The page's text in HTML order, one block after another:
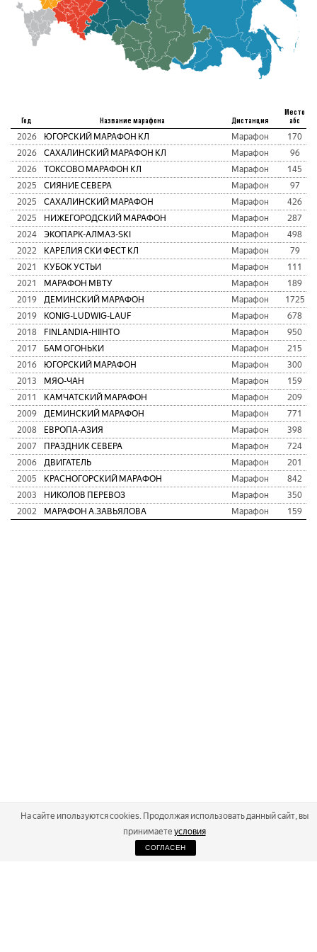
Год Название марафона Дистанция
Место
абс
2026 ЮГОРСКИЙ МАРАФОН КЛ Марафон
170
2026
САХАЛИНСКИЙ МАРАФОН КЛ Марафон
96
2026
ТОКСОВО МАРАФОН КЛ Марафон
145
2025
СИЯНИЕ СЕВЕРА Марафон
97
2025
САХАЛИНСКИЙ МАРАФОН Марафон
426
2025
НИЖЕГОРОДСКИЙ МАРАФОН Марафон
287
2024
ЭКОПАРК-АЛМАЗ-SKI Марафон
498
2022
КАРЕЛИЯ СКИ ФЕСТ КЛ Марафон
79
2021
КУБОК УСТЬИ Марафон
111
2021
МАРАФОН МВТУ Марафон
189
2019
ДЕМИНСКИЙ МАРАФОН Марафон
1725
2019
KONIG-LUDWIG-LAUF Марафон
678
2018
FINLANDIA-HIIHTO Марафон
950
2017
БАМ ОГОНЬКИ Марафон
215
2016
ЮГОРСКИЙ МАРАФОН Марафон
300
2013
МЯО-ЧАН Марафон
159
2011
КАМЧАТСКИЙ МАРАФОН Марафон
209
2009
ДЕМИНСКИЙ МАРАФОН Марафон
771
2008
ЕВРОПА-АЗИЯ Марафон
398
2007
ПРАЗДНИК СЕВЕРА Марафон
724
2006
ДВИГАТЕЛЬ Марафон
201
2005
КРАСНОГОРСКИЙ МАРАФОН Марафон
842
2003
НИКОЛОВ ПЕРЕВОЗ Марафон
350
2002
МАРАФОН А.ЗАВЬЯЛОВА Марафон 159
На сайте ипользуются cookies. Продолжая использовать данный сайт, вы
принимаете условия
СОГЛАСЕН